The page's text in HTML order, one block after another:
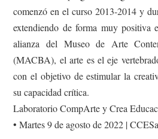
comenzó en el curso 2013-2014 y
extendiendo de forma muy positiva
alianza del Museo de Arte
(MACBA), el arte es el eje
con el objetivo de estimular la
su capacidad crítica.
Laboratorio CompArte y Crea
• Martes 9 de agosto de 2022 |